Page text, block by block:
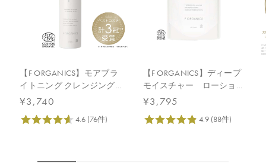
【F ORGANICS】モアブラ
イトニング クレンジング
リキッド
¥3,740
【F ORGANICS】ディープ
モイスチャー ローショ
ン 詰替え用 140mL
¥3,795